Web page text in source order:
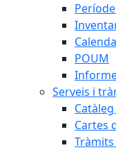
POUM
Serveis i
Cartes